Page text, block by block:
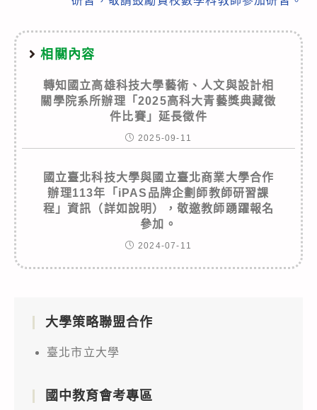
相關內容
轉知國立高雄科技大學藝術、人文與設計相
關學院系所辦理「2025高科大青藝獎典藏徵
件比賽」延長徵件
2025-09-11
國立臺北科技大學與國立臺北商業大學合作
辦理113年「iPAS品牌企劃師教師研習課
程」資訊（詳如說明），敬邀教師踴躍報名
參加。
2024-07-11
大學策略聯盟合作
臺北市立大學
國中教育會考專區